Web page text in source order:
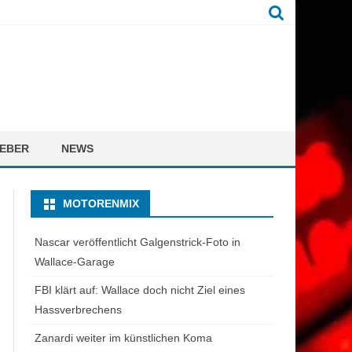
NEWS
MOTORENMIX
Nascar veröffentlicht Galgenstrick-Foto in
Wallace-Garage
FBI klärt auf: Wallace doch nicht Ziel eines
Hassverbrechens
Zanardi weiter im künstlichen Koma